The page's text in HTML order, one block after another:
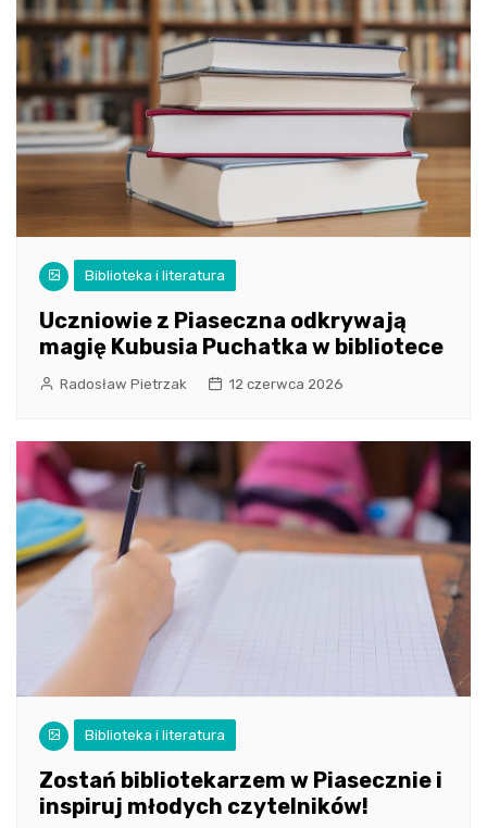
Biblioteka i literatura
Uczniowie z Piaseczna odkrywają
magię Kubusia Puchatka w bibliotece
Radosław Pietrzak 12 czerwca 2026
Biblioteka i literatura
Zostań bibliotekarzem w Piasecznie i
inspiruj młodych czytelników!